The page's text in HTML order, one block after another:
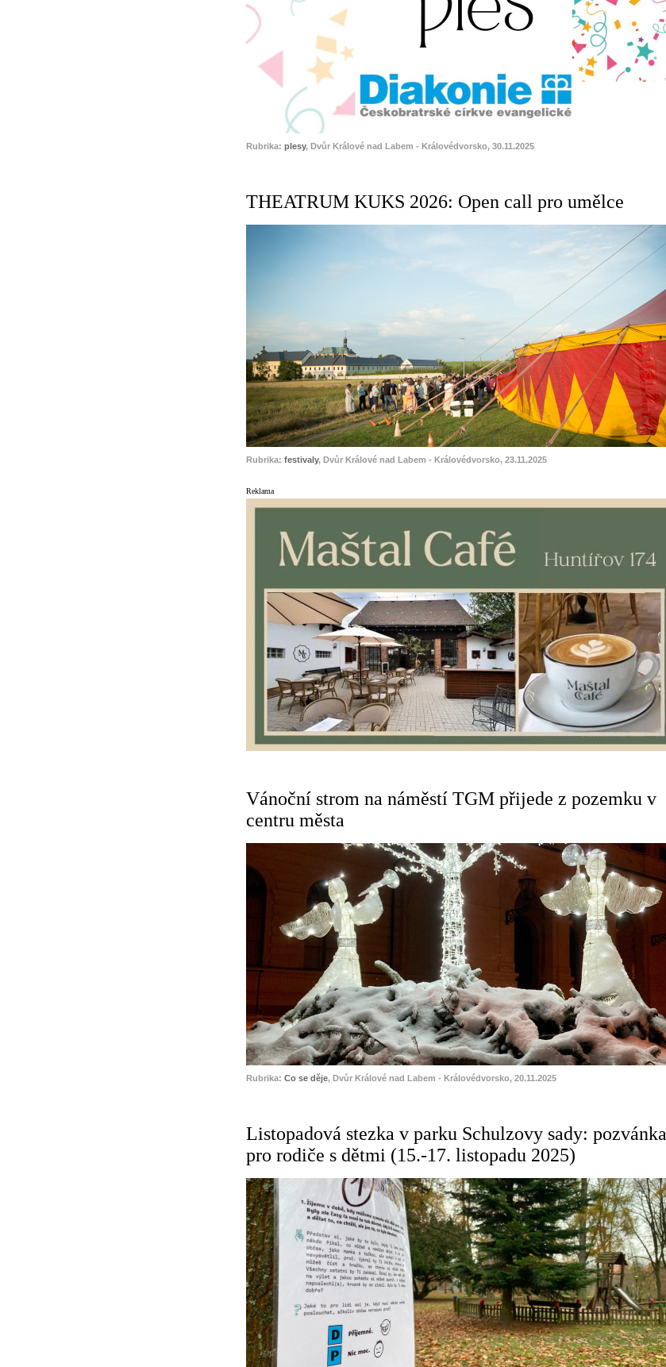
Rubrika: plesy, Dvůr Králové nad Labem - Královédvorsko, 30.11.2025
THEATRUM KUKS 2026: Open call pro umělce
Rubrika: festivaly, Dvůr Králové nad Labem - Královédvorsko, 23.11.2025
Reklama
Vánoční strom na náměstí TGM přijede z pozemku v
centru města
Rubrika: Co se děje, Dvůr Králové nad Labem - Královédvorsko, 20.11.2025
Listopadová stezka v parku Schulzovy sady: pozvánka
pro rodiče s dětmi (15.-17. listopadu 2025)